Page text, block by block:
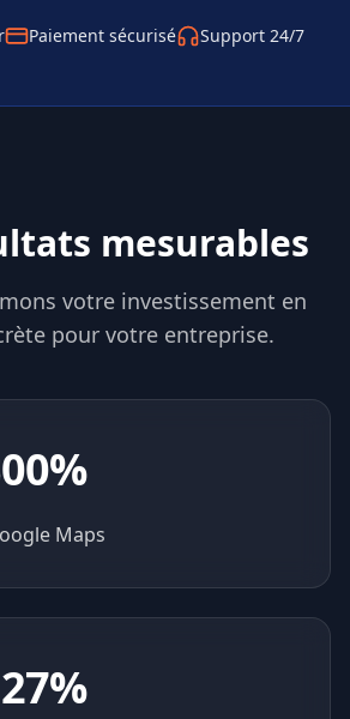
Paiement sécurisé Support 24/7
mesurables
votre investissement en
pour votre entreprise.
%
Maps
%